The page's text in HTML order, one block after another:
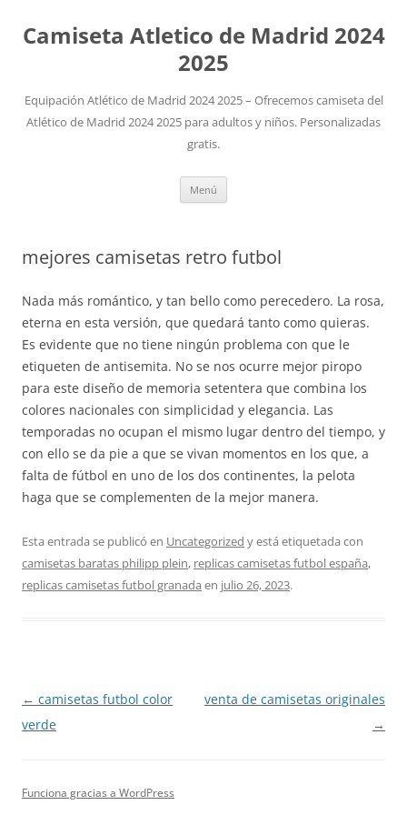
Camiseta Atletico de Madrid 2024
2025
Equipación Atlético de Madrid 2024 2025 – Ofrecemos camiseta del
Atlético de Madrid 2024 2025 para adultos y niños. Personalizadas
gratis.
Menú
mejores camisetas retro futbol
Nada más romántico, y tan bello como perecedero. La rosa,
eterna en esta versión, que quedará tanto como quieras.
Es evidente que no tiene ningún problema con que le
etiqueten de antisemita. No se nos ocurre mejor piropo
para este diseño de memoria setentera que combina los
colores nacionales con simplicidad y elegancia. Las
temporadas no ocupan el mismo lugar dentro del tiempo, y
con ello se da pie a que se vivan momentos en los que, a
falta de fútbol en uno de los dos continentes, la pelota
haga que se complementen de la mejor manera.
Esta entrada se publicó en Uncategorized y está etiquetada con
camisetas baratas philipp plein, replicas camisetas futbol españa,
replicas camisetas futbol granada en julio 26, 2023.
Navegación
de
← camisetas futbol color
verde
venta de camisetas originales
→
Funciona gracias a WordPress